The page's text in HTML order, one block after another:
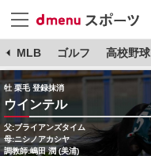
MLB ゴルフ 高校野球
牡 栗毛 登録抹消
ウインテル
父:ブライアンズタイム
母:ニシノアカシヤ
調教師:嶋田 潤 (美浦)